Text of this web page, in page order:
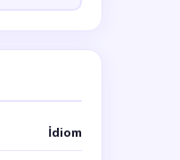
İdiom